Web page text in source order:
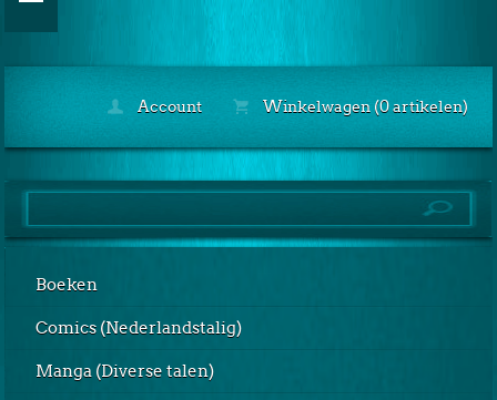
Account Winkelwagen (0 artikelen)
Boeken
Comics (Nederlandstalig)
Manga (Diverse talen)